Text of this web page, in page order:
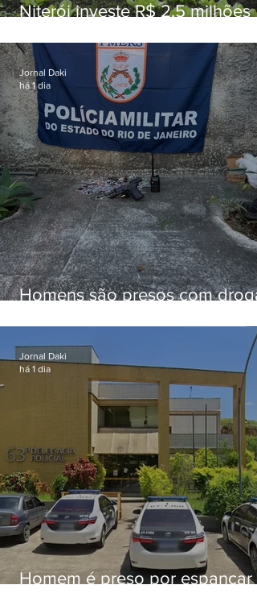
Niterói investe R$ 2,5 milhões
familiar para merenda escolar
Homens são presos com
Jornal Daki
há 1 dia
Homem é preso por espancar
Jornal Daki
há 1 dia